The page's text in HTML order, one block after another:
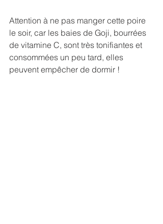
Attention à ne pas manger cette poire
le soir, car les baies de Goji, bourrées
de vitamine C, sont très tonifiantes et
consommées un peu tard, elles
peuvent empêcher de dormir !